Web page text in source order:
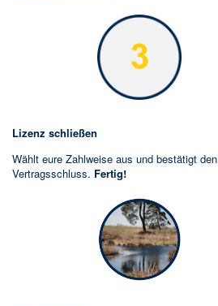
Lizenz schließen
Wählt eure Zahlweise aus und bestätigt den
Vertragsschluss. Fertig!